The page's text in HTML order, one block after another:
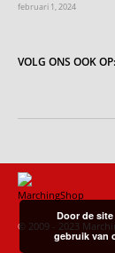
februari 1, 2024
VOLG ONS OOK OP:
© 2009 - 2023
Door de
gebruik van